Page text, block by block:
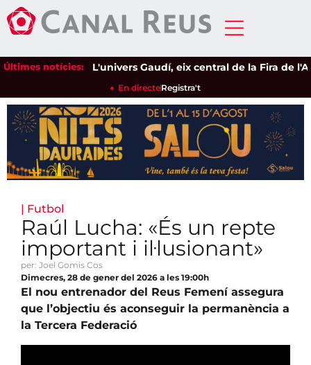
Últimes notícies:L'univers Gaudí, eix central de la Fira de
En directeRegistra't
| Futbol
Raúl Lucha: «És un repte
important i il·lusionant»
per: Joel Gomis Cos
Dimecres, 28 de gener del 2026 a les 19:00h
El nou entrenador del Reus Femení assegura
que l’objectiu és aconseguir la permanència a
la Tercera Federació